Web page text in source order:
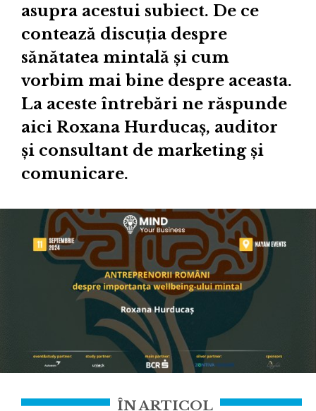
asupra acestui subiect. De ce
contează discuția despre
sănătatea mintală și cum
vorbim mai bine despre aceasta.
La aceste întrebări ne răspunde
aici Roxana Hurducaș, auditor
și consultant de marketing și
comunicare.
ÎN ARTICOL